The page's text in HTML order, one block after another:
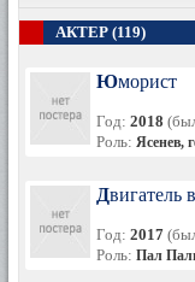
Проучившись в нем
отправившись
абитуриента не
«Так вы уже
Во ВГИКе тоже
прошел
Тарханова, который
80-е – 90-е
АКТЕР (119)
Юморист
Год: 2018
Роль: Ясенев,
Год: 2017
Роль: Пал